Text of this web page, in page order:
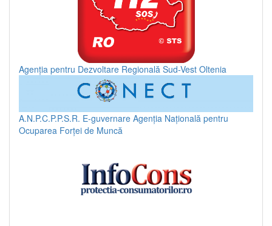
Agenția pentru Dezvoltare Regională Sud-Vest Oltenia
A.N.P.C.P.P.S.R. E-guvernare Agenția Națională pentru
Ocuparea Forței de Muncă